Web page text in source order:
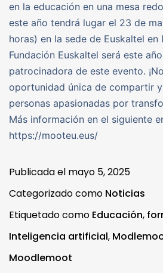
en la educación en una mesa
este año tendrá lugar el 23 de
horas) en la sede de Euskaltel en
Fundación Euskaltel será este
patrocinadora de este evento.
oportunidad única de compartir
personas apasionadas por
Más información en el siguiente
https://mooteu.eus/
Publicada el mayo 5, 2025
Categorizado como Noticias
Etiquetado como Educación,
Inteligencia artificial,
Moodlemoot